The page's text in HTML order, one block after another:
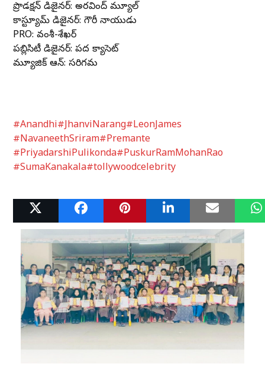
ప్రొడక్షన్ డిజైనర్: అరవింద్ మ్యూల్
కాస్ట్యూమ్ డిజైనర్: గౌరీ నాయుడు
PRO: వంశీ-శేఖర్
పబ్లిసిటీ డిజైనర్: పద క్యాసెట్
మ్యూజిక్ ఆన్: సరిగమ
#Anandhi#JhanviNarang#LeonJames
#NavaneethSriram#Premante
#PriyadarshiPulikonda#PuskurRamMohanRao
#SumaKanakala#tollywoodcelebrity
Related Posts